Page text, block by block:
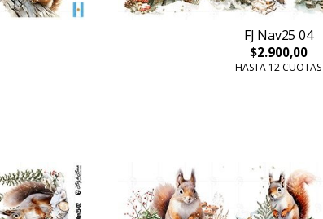
FJ Nav25 04
$2.900,00
HASTA 12 CUOTAS